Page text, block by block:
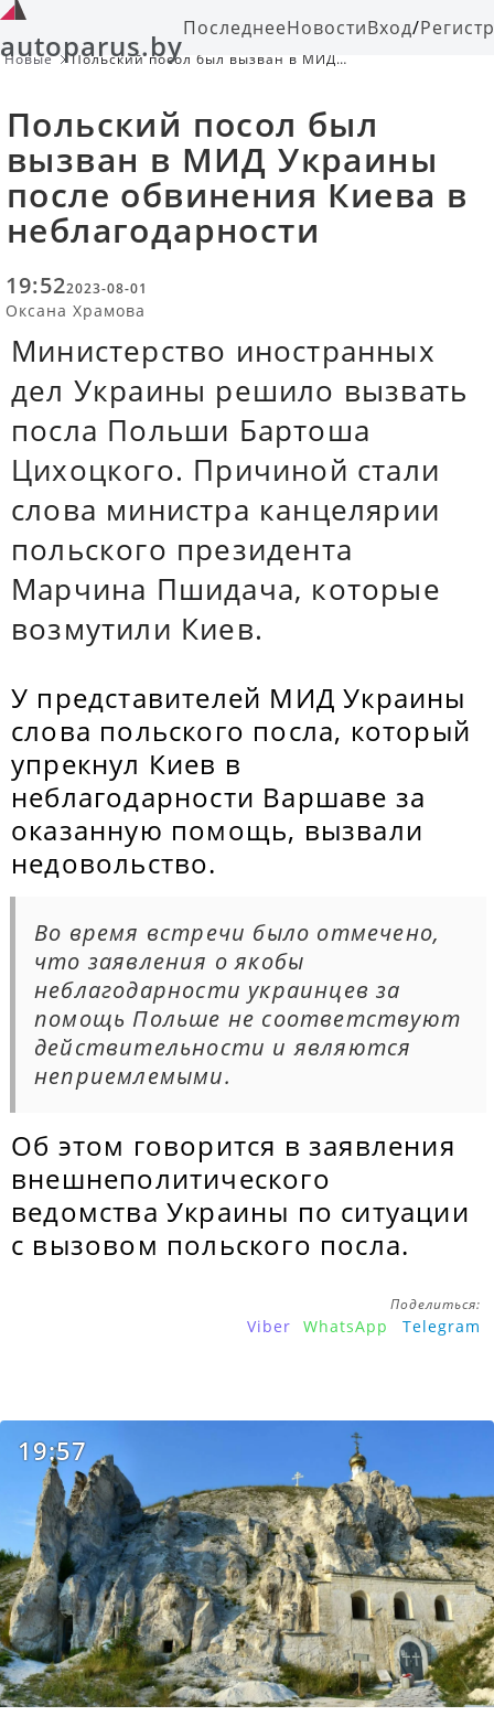
autoparus.byПоследнееНовостиВход/
Новые
Польский посол был вызван в МИД
Польский посол был
вызван в МИД Украины
после обвинения Киева в
неблагодарности
19:522023-08-01
Оксана Храмова
Министерство иностранных
дел Украины решило вызвать
посла Польши Бартоша
Цихоцкого. Причиной стали
слова министра канцелярии
польского президента
Марчина Пшидача, которые
возмутили Киев.
У представителей МИД Украины
слова польского посла, который
упрекнул Киев в
неблагодарности Варшаве за
оказанную помощь, вызвали
недовольство.
Во время встречи было отмечено,
что заявления о якобы
неблагодарности украинцев за
помощь Польше не соответствуют
действительности и являются
неприемлемыми.
Об этом говорится в заявления
внешнеполитического
ведомства Украины по ситуации
с вызовом польского посла.
Поделиться:
Viber WhatsApp Telegram
19:57